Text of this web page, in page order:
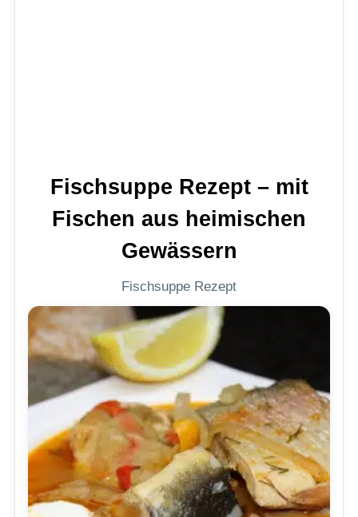
Fischsuppe Rezept – mit
Fischen aus heimischen
Gewässern
Fischsuppe Rezept